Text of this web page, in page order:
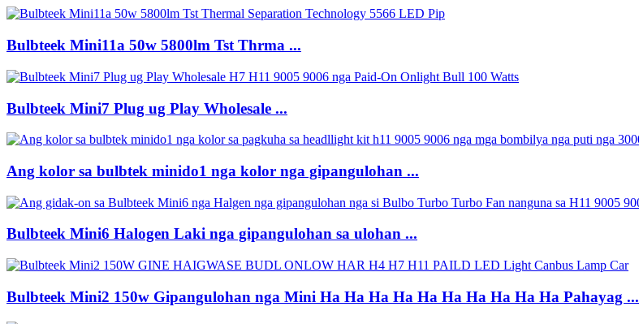
Bulbteek Mini11a 50w 5800lm Tst Thrma ...
Bulbteek Mini7 Plug ug Play Wholesale ...
Ang kolor sa bulbtek minido1 nga kolor nga gipangulohan ...
Bulbteek Mini6 Halogen Laki nga gipangulohan sa ulohan ...
Bulbteek Mini2 150w Gipangulohan nga Mini Ha Ha Ha Ha Ha Ha Ha Ha Ha Ha Pahayag ...